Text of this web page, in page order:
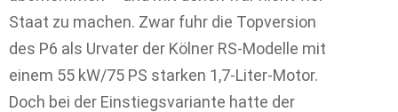
Staat zu machen. Zwar fuhr die Topversion
des P6 als Urvater der Kölner RS-Modelle mit
einem 55 kW/75 PS starken 1,7-Liter-Motor.
Doch bei der Einstiegsvariante hatte der